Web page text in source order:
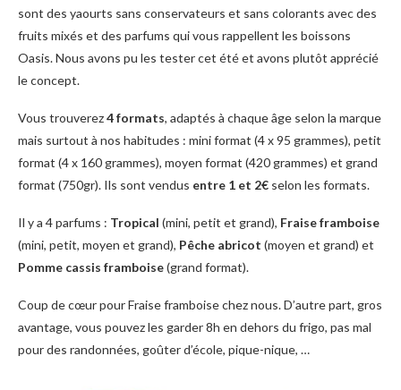
sont des yaourts sans conservateurs et sans colorants avec des
fruits mixés et des parfums qui vous rappellent les boissons
Oasis. Nous avons pu les tester cet été et avons plutôt apprécié
le concept.
Vous trouverez4 formats, adaptés à chaque âge selon la marque
mais surtout à nos habitudes : mini format (4 x 95 grammes), petit
format (4 x 160 grammes), moyen format (420 grammes) et grand
format (750gr). Ils sont vendus entre 1 et 2€ selon les formats.
Il y a 4 parfums : Tropical (mini, petit et grand), Fraise framboise
(mini, petit, moyen et grand), Pêche abricot (moyen et grand) et
Pomme cassis framboise(grand format).
Coup de cœur pour Fraise framboise chez nous. D’autre part, gros
avantage, vous pouvez les garder 8h en dehors du frigo, pas mal
pour des randonnées, goûter d’école, pique-nique, …